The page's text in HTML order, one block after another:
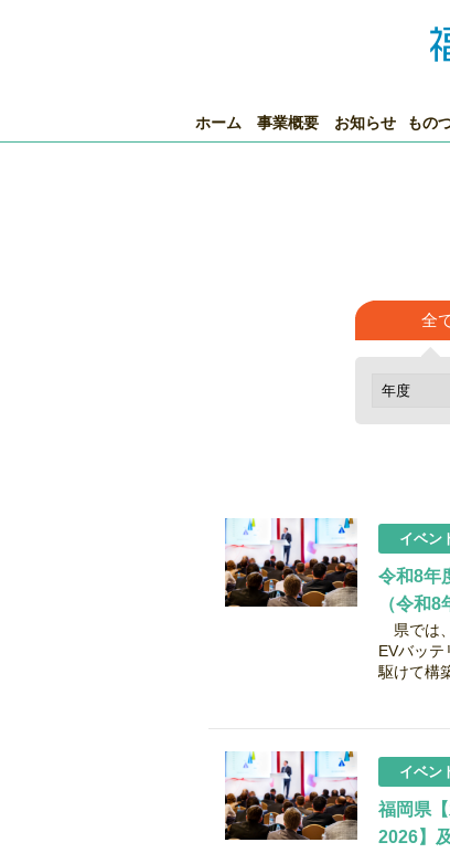
ホーム 事業概要 お知らせ もの
全
イベン
令和8年
（令和
県では
EVバッ
駆けて構
イベン
福岡県
2026】